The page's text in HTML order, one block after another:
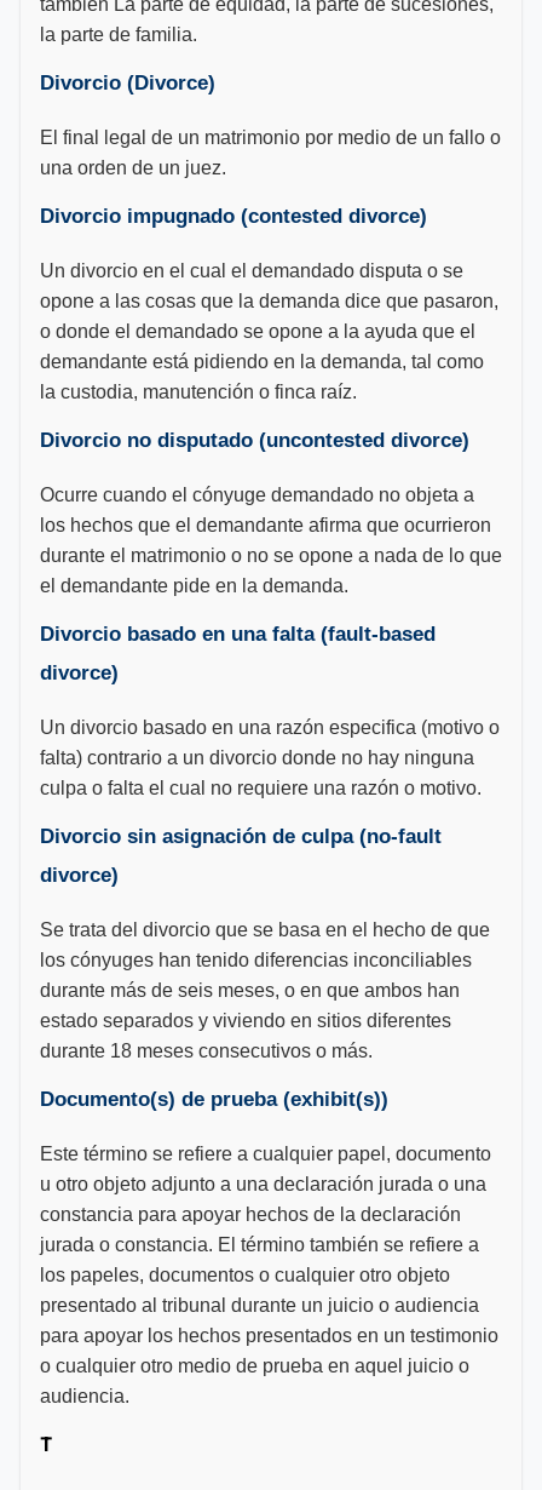
también La parte de equidad, la parte de sucesiones,
la parte de familia.
Divorcio (Divorce)
El final legal de un matrimonio por medio de un fallo o
una orden de un juez.
Divorcio impugnado (contested divorce)
Un divorcio en el cual el demandado disputa o se
opone a las cosas que la demanda dice que pasaron,
o donde el demandado se opone a la ayuda que el
demandante está pidiendo en la demanda, tal como
la custodia, manutención o finca raíz.
Divorcio no disputado (uncontested divorce)
Ocurre cuando el cónyuge demandado no objeta a
los hechos que el demandante afirma que ocurrieron
durante el matrimonio o no se opone a nada de lo que
el demandante pide en la demanda.
Divorcio basado en una falta (fault-based
divorce)
Un divorcio basado en una razón especifica (motivo o
falta) contrario a un divorcio donde no hay ninguna
culpa o falta el cual no requiere una razón o motivo.
Divorcio sin asignación de culpa (no-fault
divorce)
Se trata del divorcio que se basa en el hecho de que
los cónyuges han tenido diferencias inconciliables
durante más de seis meses, o en que ambos han
estado separados y viviendo en sitios diferentes
durante 18 meses consecutivos o más.
Documento(s) de prueba (exhibit(s))
Este término se refiere a cualquier papel, documento
u otro objeto adjunto a una declaración jurada o una
constancia para apoyar hechos de la declaración
jurada o constancia. El término también se refiere a
los papeles, documentos o cualquier otro objeto
presentado al tribunal durante un juicio o audiencia
para apoyar los hechos presentados en un testimonio
o cualquier otro medio de prueba en aquel juicio o
audiencia.
T